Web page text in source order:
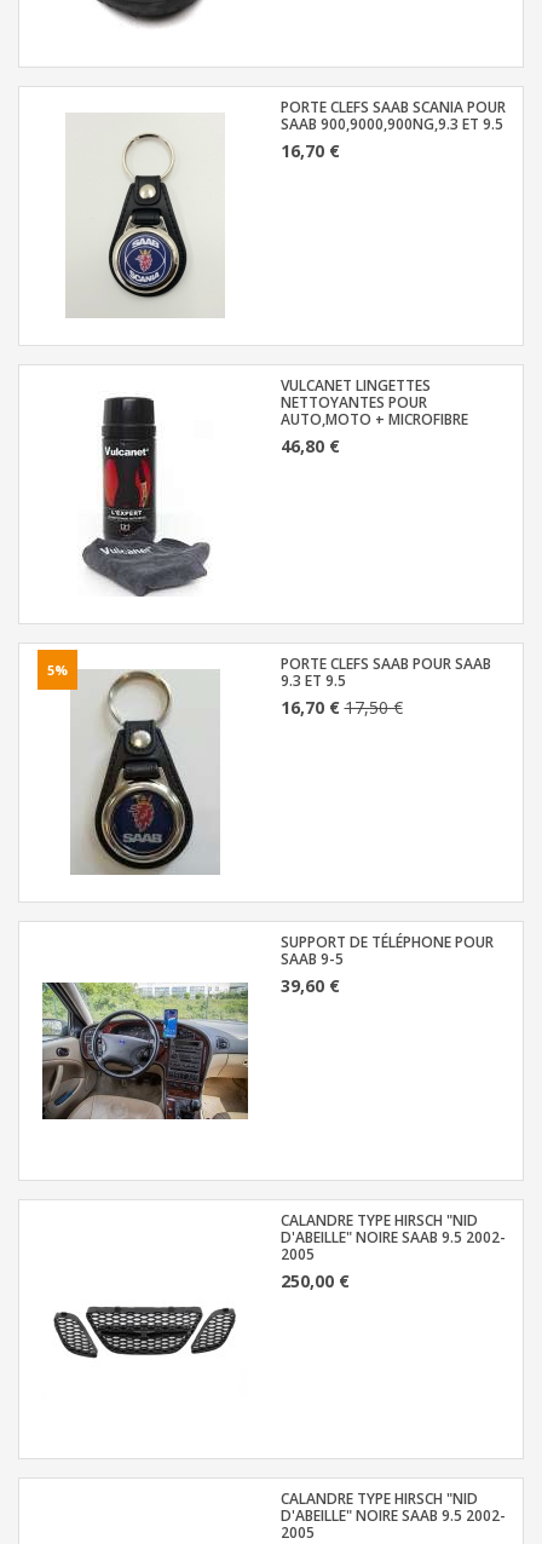
PORTE CLEFS SAAB SCANIA POUR
SAAB 900,9000,900NG,9.3 ET 9.5
16,70 €
VULCANET LINGETTES
NETTOYANTES POUR
AUTO,MOTO + MICROFIBRE
46,80 €
5%
PORTE CLEFS SAAB POUR SAAB
9.3 ET 9.5
16,70 €17,50 €
SUPPORT DE TÉLÉPHONE POUR
SAAB 9-5
39,60 €
CALANDRE TYPE HIRSCH "NID
D'ABEILLE" NOIRE SAAB 9.5 2002-
2005
250,00 €
CALANDRE TYPE HIRSCH "NID
D'ABEILLE" NOIRE SAAB 9.5 2002-
2005